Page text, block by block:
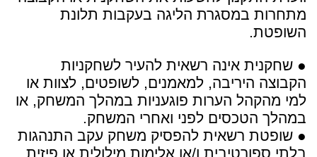
מתחרות במסגרת הליגה בעקבות תלונת
השופטת.
● שחקנית אינה רשאית להעיר לשחקניות
הקבוצה היריבה, למאמנים, לשופטים, לצוות או
למי מהקהל הערות פוגעניות במהלך המשחק, או
במהלך הטכסים לפני ואחרי המשחק.
● שופטת רשאית להפסיק משחק עקב התנהגות